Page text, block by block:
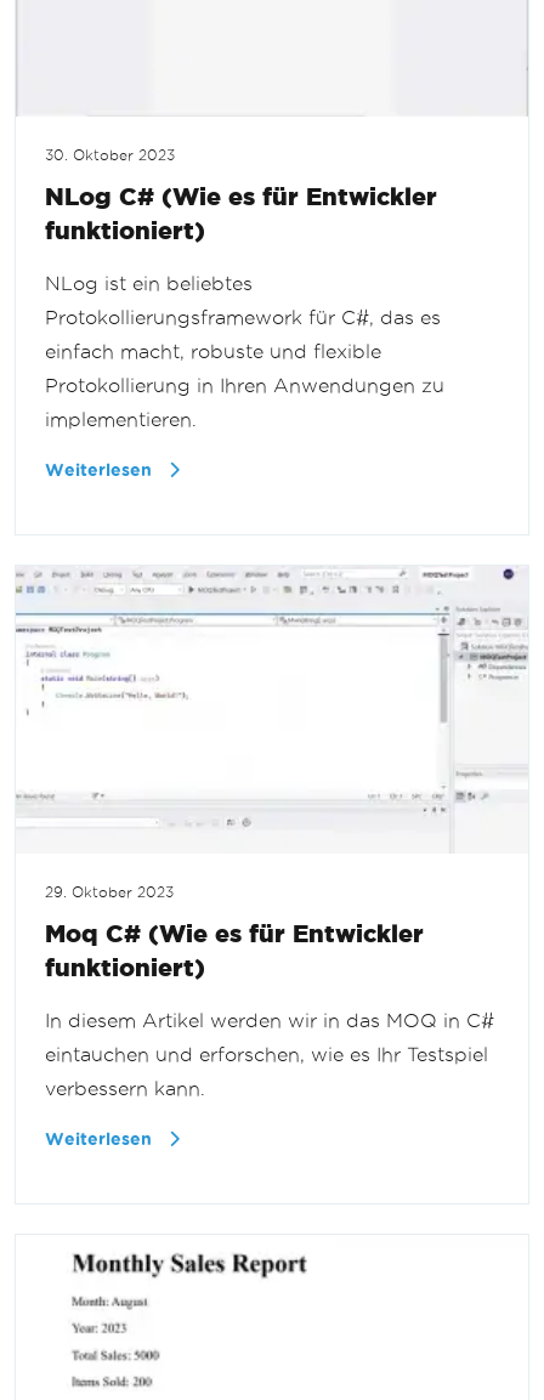
30. Oktober 2023
NLog C# (Wie es für Entwickler
funktioniert)
NLog ist ein beliebtes
Protokollierungsframework für C#, das es
einfach macht, robuste und flexible
Protokollierung in Ihren Anwendungen zu
implementieren.
Weiterlesen
29. Oktober 2023
Moq C# (Wie es für Entwickler
funktioniert)
In diesem Artikel werden wir in das MOQ in C#
eintauchen und erforschen, wie es Ihr Testspiel
verbessern kann.
Weiterlesen